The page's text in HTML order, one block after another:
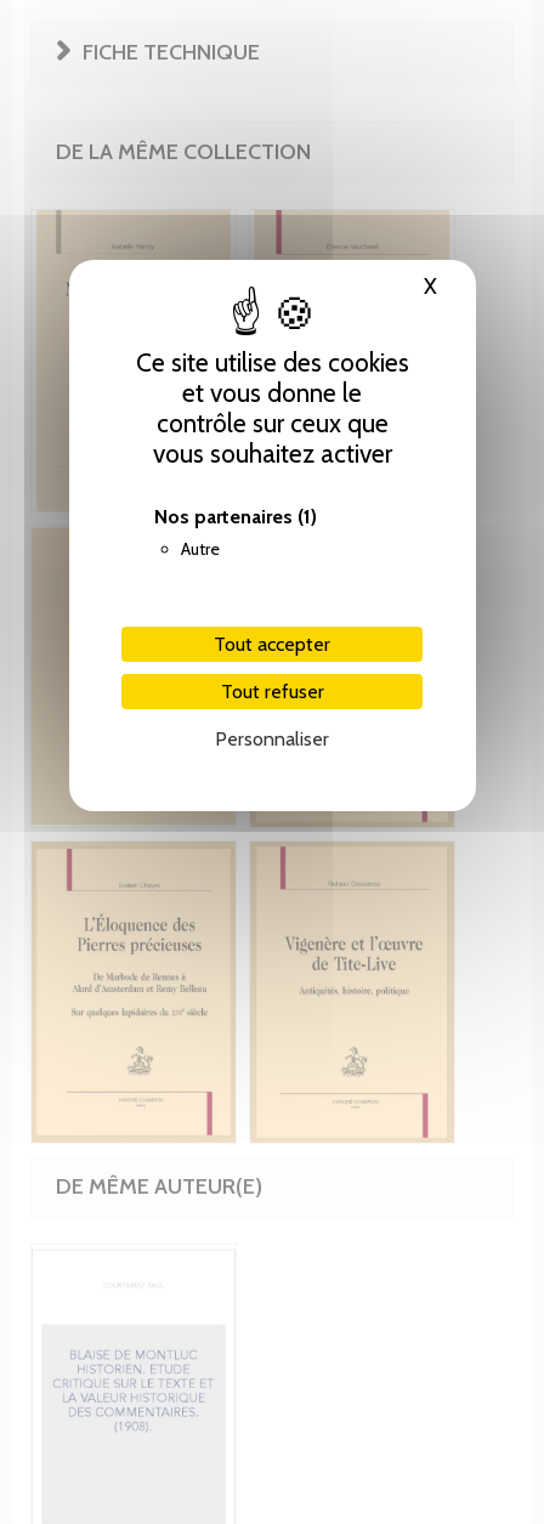
Ce site utilise des cookies
et vous donne le
contrôle sur ceux que
vous souhaitez activer
Nos partenaires (1)
Autre
Tout accepter
Tout refuser
Personnaliser
XMasquer
FICHE TECHNIQUE
DE LA MÊME COLLECTION
DE MÊME AUTEUR(E)